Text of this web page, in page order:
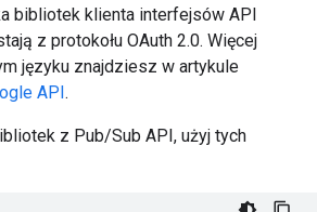
bibliotek klienta interfejsów API
z protokołu OAuth 2.0. Więcej
języku znajdziesz w artykule
API.
z Pub/Sub API, użyj tych